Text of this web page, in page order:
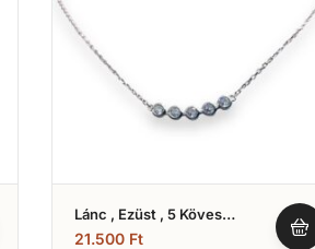
Lánc , Ezüst , 5 Köves
Nyakék ( Nr.3)
21.500 Ft